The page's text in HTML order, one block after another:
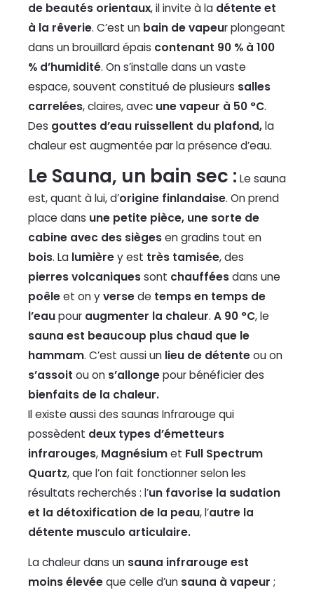
de beautés orientaux, il invite à la détente et
à la rêverie. C’est un bain de vapeur plongeant
dans un brouillard épais contenant 90 % à 100
% d’humidité. On s’installe dans un vaste
espace, souvent constitué de plusieurs salles
carrelées, claires, avec une vapeur à 50 °C.
Des gouttes d’eau ruissellent du plafond,la
chaleur est augmentée par la présence d’eau.
Le Sauna, un bain sec : Le sauna
est, quant à lui, d’origine finlandaise. On prend
place dans une petite pièce, une sorte de
cabine avec des siègesen gradins tout en
bois. La lumièrey est très tamisée, des
pierres volcaniquessont chaufféesdans une
poêleet on yversede temps en temps de
l’eaupour augmenter la chaleur. A 90 °C, le
sauna est beaucoup plus chaud que le
hammam. C’est aussi un lieu de détenteou on
s’assoit ou on s’allongepour bénéficier des
bienfaits de la chaleur.
Il existe aussi des saunas Infrarouge qui
possèdent deux types d’émetteurs
infrarouges, Magnésiumet Full Spectrum
Quartz, que l’on fait fonctionner selon les
résultats recherchés : l’un favorise la sudation
et la détoxification de la peau, l’autre la
détente musculo articulaire.
La chaleur dans un sauna infrarouge est
moins élevéeque celle d’un sauna à vapeur ;